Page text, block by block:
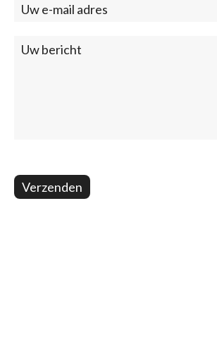
Verzenden